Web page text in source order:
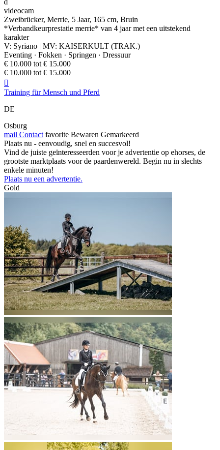
d
videocam
Zweibrücker, Merrie, 5 Jaar, 165 cm, Bruin
*Verbandkeurprestatie merrie* van 4 jaar met een uitstekend
karakter
V: Syriano | MV: KAISERKULT (TRAK.)
Eventing · Fokken · Springen · Dressuur
€ 10.000 tot € 15.000
€ 10.000 tot € 15.000

Training für Mensch und Pferd
DE
Osburg
mail Contact favorite Bewaren Gemarkeerd
Plaats nu - eenvoudig, snel en succesvol!
Vind de juiste geïnteresseerden voor je advertentie op ehorses, de
grootste marktplaats voor de paardenwereld. Begin nu in slechts
enkele minuten!
Plaats nu een advertentie.
Gold